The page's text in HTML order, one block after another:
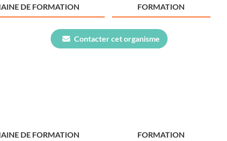
DE FORMATION FORMATION
Contacter cet organisme
DE FORMATION FORMATION